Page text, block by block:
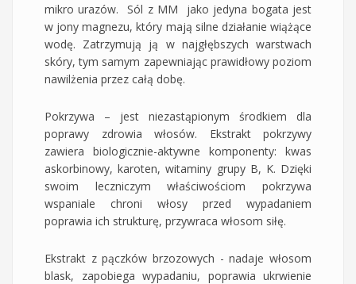
mikro urazów. Sól z MM jako jedyna bogata jest
w jony magnezu, który mają silne działanie wiążące
wodę. Zatrzymują ją w najgłębszych warstwach
skóry, tym samym zapewniając prawidłowy poziom
nawilżenia przez całą dobę.
Pokrzywa – jest niezastąpionym środkiem dla
poprawy zdrowia włosów. Ekstrakt pokrzywy
zawiera biologicznie-aktywne komponenty: kwas
askorbinowy, karoten, witaminy grupy B, K. Dzięki
swoim leczniczym właściwościom pokrzywa
wspaniale chroni włosy przed wypadaniem
poprawia ich strukturę, przywraca włosom siłę.
Ekstrakt z pączków brzozowych - nadaje włosom
blask, zapobiega wypadaniu, poprawia ukrwienie